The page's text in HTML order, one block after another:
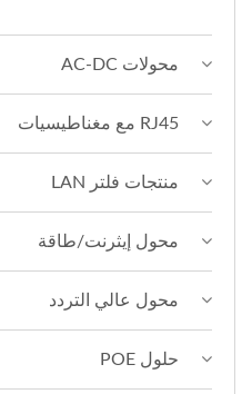
محولات AC-DC
RJ45 مع مغناطيسيات
منتجات فلتر LAN
محول إيثرنت/طاقة
محول عالي التردد
حلول POE